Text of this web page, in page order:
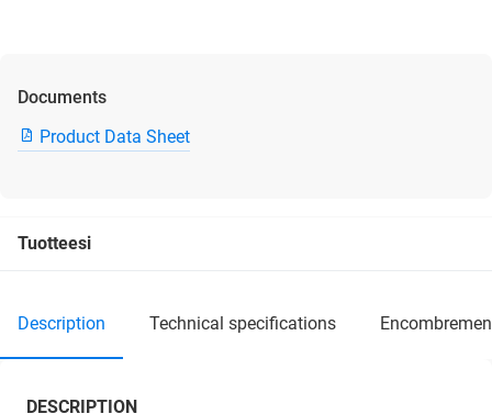
Documents
Product Data Sheet
Tuotteesi
description technical specifications
DESCRIPTION